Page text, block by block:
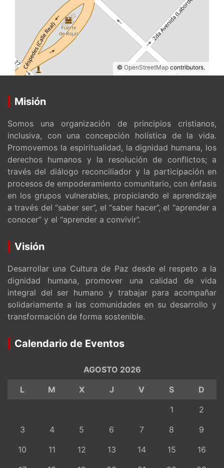
© OpenStreetMap contributors.
Misión
Somos una organización de principios cristianos,
inclusiva, con una concepción holística de la vida.
Promovemos la espiritualidad, la dignidad humana, los
derechos humanos y la resolución de conflictos; a
través del diálogo reconciliador y la participación en
procesos de empoderamiento comunitario, con énfasis
en los grupos vulnerables, propiciando el aprendizaje
a través del “saber ser”, el “saber hacer”, el “aprender a
conocer” y el “aprender a convivir”.
Visión
Desarrollar una Cultura de Paz desde el respeto a la
dignidad humana, promover una calidad de vida
integral del ser humano y trabajar para acompañar
solidariamente a las comunidades en su desarrollo y
transformación de forma sostenible.
Calendario de Eventos
AGOSTO 2026
L
M X J V S
D
1
2
3
4 5 6 7 8
9
10
11 12 13 14 15
16